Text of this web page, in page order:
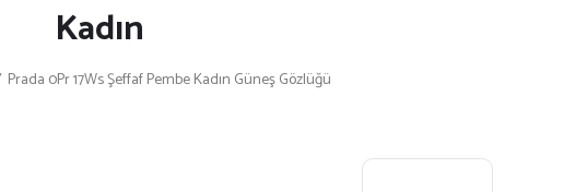
Kadın
Prada 0Pr 17Ws Şeffaf Pembe Kadın Güneş Gözlüğü